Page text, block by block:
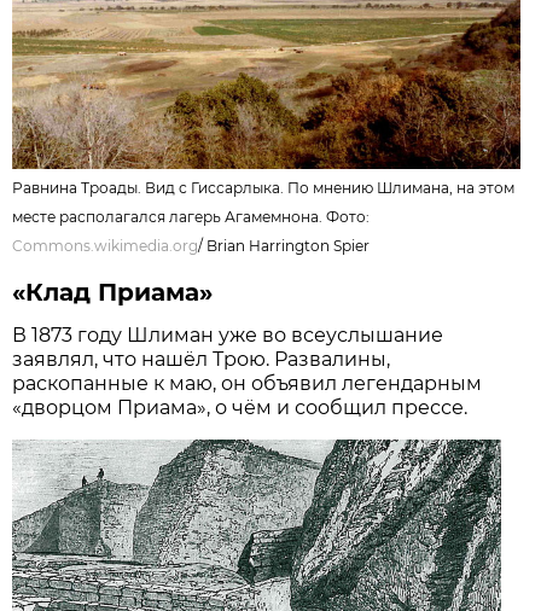
Равнина Троады. Вид с Гиссарлыка. По мнению Шлимана, на этом
месте располагался лагерь Агамемнона. Фото:
Commons.wikimedia.org/ Brian Harrington Spier
«Клад Приама»
В 1873 году Шлиман уже во всеуслышание
заявлял, что нашёл Трою. Развалины,
раскопанные к маю, он объявил легендарным
«дворцом Приама», о чём и сообщил прессе.